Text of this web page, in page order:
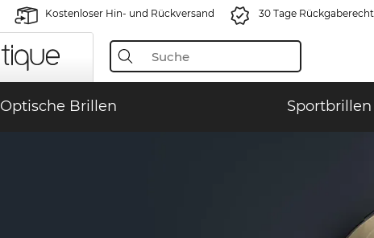
Kostenloser Hin- und Rückversand 30 Tage Rückgaberecht
Optische Brillen Sportbrillen